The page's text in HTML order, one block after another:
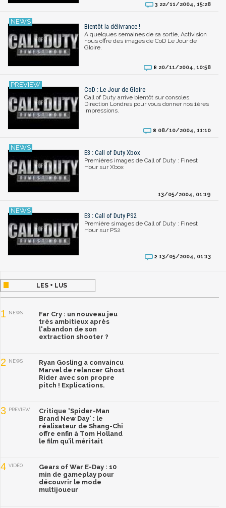
3 22/11/2004, 15:28
Bientôt la délivrance !
A quelques semaines de sa sortie, Activision
nous offre des images de CoD Le Jour de
Gloire.
8 20/11/2004, 10:58
CoD : Le Jour de Gloire
Call of Duty arrive bientôt sur consoles.
Direction Londres pour vous donner nos 1ères
impressions.
8 08/10/2004, 11:10
E3 : Call of Duty Xbox
Premières images de Call of Duty : Finest
Hour sur Xbox
13/05/2004, 01:19
E3 : Call of Duty PS2
Première simages de Call of Duty : Finest
Hour sur PS2
2 13/05/2004, 01:13
LES + LUS
1 NEWS
Far Cry : un nouveau jeu
très ambitieux après
l'abandon de son
extraction shooter ?
2 NEWS
Ryan Gosling a convaincu
Marvel de relancer Ghost
Rider avec son propre
pitch ! Explications.
3 PREVIEW
Critique 'Spider-Man
Brand New Day' : le
réalisateur de Shang-Chi
offre enfin à Tom Holland
le film qu’il méritait
4 VIDÉO
Gears of War E-Day : 10
min de gameplay pour
découvrir le mode
multijoueur